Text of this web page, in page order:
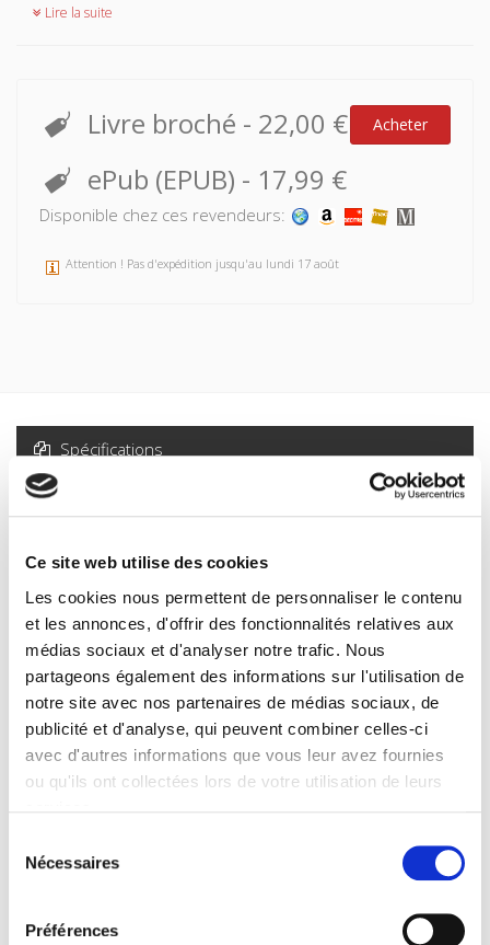
Ce site web utilise des cookies
Les cookies nous permettent de personnaliser le contenu
et les annonces, d'offrir des fonctionnalités relatives aux
médias sociaux et d'analyser notre trafic. Nous
partageons également des informations sur l'utilisation de
notre site avec nos partenaires de médias sociaux, de
publicité et d'analyse, qui peuvent combiner celles-ci
avec d'autres informations que vous leur avez fournies
ou qu'ils ont collectées lors de votre utilisation de leurs
Nécessaires
Préférences
Lire la suite
Livre broché - 22,00 € Acheter
ePub (EPUB) - 17,99 €
Disponible chez ces revendeurs:
Attention ! Pas d'expédition jusqu'au lundi 17 août
Spécifications
Sommaire
Extrait
Spécifications
Éditeur
Presses de Sciences Po
Nenad Stojanović